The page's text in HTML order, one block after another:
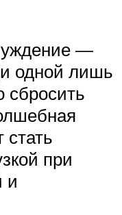
—
одной лишь
сбросить
стать
при
и